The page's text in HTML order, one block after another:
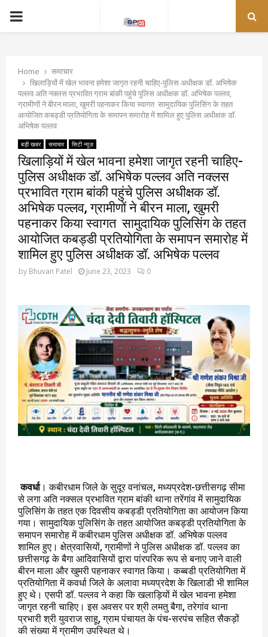
PRIMARY
Home
समाचार
खिलाड़ियों में खेल भावना हमेशा जागृत रहनी चाहिए-पुलिस अधीक्षक डॉ. अभिषेक
पल्लव अति नक्लस प्रभावित ग्राम बांकी पहुंचे पुलिस अधीक्षक डॉ. अभिषेक पल्लव,
ग्रामीणों ने बीरन माला, खुमरी पहनाकर किया स्वागत सामुदायिक पुलिसिंग के तहत
आयोजित कबड्डी प्रतियोगिता के समापन समारोह में शामिल हुए पुलिस अधीक्षक डॉ.
अभिषेक पल्लव
बड़ी खबर समाचार सिटी न्यूज़
खिलाड़ियों में खेल भावना हमेशा जागृत रहनी चाहिए-
पुलिस अधीक्षक डॉ. अभिषेक पल्लव अति नक्लस
प्रभावित ग्राम बांकी पहुंचे पुलिस अधीक्षक डॉ.
अभिषेक पल्लव, ग्रामीणों ने बीरन माला, खुमरी
पहनाकर किया स्वागत सामुदायिक पुलिसिंग के तहत
आयोजित कबड्डी प्रतियोगिता के समापन समारोह में
शामिल हुए पुलिस अधीक्षक डॉ. अभिषेक पल्लव
by Bhuvan Patel June 23, 2023 0
कवर्धा। कबीरधाम जिले के सुदूर वनांचल, मध्यप्रदेश-छत्तीसगढ़ सीमा
से लगा अति नक्सल प्रभावित ग्राम बांकी थाना तरेंगांव में सामुदायिक
पुलिसिंग के तहत एक दिवसीय कबड्डी प्रतियोगिता का आयोजन किया
गया। सामुदायिक पुलिसिंग के तहत आयोजित कबड्डी प्रतियोगिता के
समापन समारोह में कबीरधाम पुलिस अधीक्षक डॉ. अभिषेक पल्लव
शामिल हुए। क्षेत्रवासियों, ग्रामीणों ने पुलिस अधीक्षक डॉ. पल्लव का
छत्तीसगढ़ के बैगा आदिवासियों द्वारा पांरपरिक रूप से बनाए जाने वाली
बीरन माला और खुमरी पहनाकर स्वागत किया। कब्बडी प्रतियोगिता में
प्रतियोगिता में कवर्धा जिले के अलावा मध्यप्रदेश के खिलाडी भी शामिल
हुए थे। एसपी डॉ. पल्लव ने कहा कि खलाड़ियों में खेल भावना हमेशा
जागृत रहनी चाहिए। इस अवसर पर श्री लमतु बैगा, तरेगांव थाना
प्रभारी श्री युवराज साहू, ग्राम पंचायत के पंच-सरपंच सहित सैकड़ों
की संख्या में ग्रामीण उपस्थित थे।